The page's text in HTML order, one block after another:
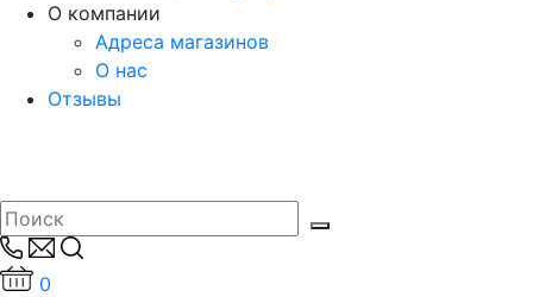
О компании
Адреса магазинов
О нас
Отзывы
0